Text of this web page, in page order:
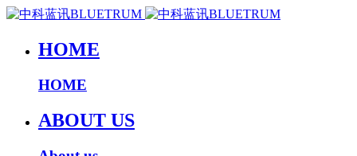
HOME
HOME
ABOUT US